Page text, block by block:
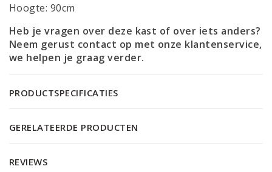
Hoogte: 90cm
Heb je vragen over deze kast of over iets anders?
Neem gerust contact op met onze klantenservice,
we helpen je graag verder.
PRODUCTSPECIFICATIES
GERELATEERDE PRODUCTEN
REVIEWS